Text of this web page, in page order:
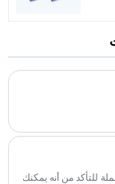
للتأكد من أنه يمكنك